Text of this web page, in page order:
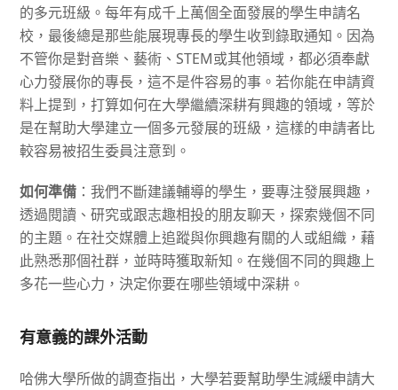
的多元班級。每年有成千上萬個全面發展的學生申請名
校，最後總是那些能展現專長的學生收到錄取通知。因為
不管你是對音樂、藝術、STEM或其他領域，都必須奉獻
心力發展你的專長，這不是件容易的事。若你能在申請資
料上提到，打算如何在大學繼續深耕有興趣的領域，等於
是在幫助大學建立一個多元發展的班級，這樣的申請者比
較容易被招生委員注意到。
如何準備 ：我們不斷建議輔導的學生，要專注發展興趣，
透過閱讀、研究或跟志趣相投的朋友聊天，探索幾個不同
的主題。在社交媒體上追蹤與你興趣有關的人或組織，藉
此熟悉那個社群，並時時獲取新知。在幾個不同的興趣上
多花一些心力，決定你要在哪些領域中深耕。
有意義的課外活動
哈佛大學所做的調查指出，大學若要幫助學生減緩申請大